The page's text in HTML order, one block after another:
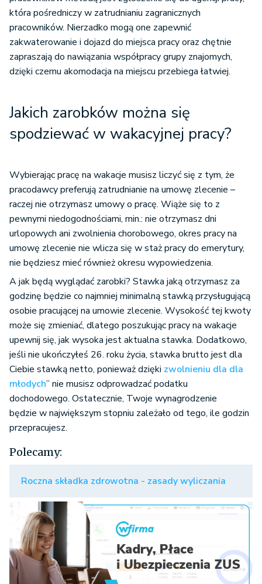
która pośredniczy w zatrudnianiu zagranicznych
pracowników. Nierzadko mogą one zapewnić
zakwaterowanie i dojazd do miejsca pracy oraz chętnie
zapraszają do nawiązania współpracy grupy znajomych,
dzięki czemu akomodacja na miejscu przebiega łatwiej.
Jakich zarobków można się
spodziewać w wakacyjnej pracy?
Wybierając pracę na wakacje musisz liczyć się z tym, że
pracodawcy preferują zatrudnianie na umowę zlecenie –
raczej nie otrzymasz umowy o pracę. Wiąże się to z
pewnymi niedogodnościami, min.: nie otrzymasz dni
urlopowych ani zwolnienia chorobowego, okres pracy na
umowę zlecenie nie wlicza się w staż pracy do emerytury,
nie będziesz mieć również okresu wypowiedzenia.
A jak będą wyglądać zarobki? Stawka jaką otrzymasz za
godzinę będzie co najmniej minimalną stawką przysługującą
osobie pracującej na umowie zlecenie. Wysokość tej kwoty
może się zmieniać, dlatego poszukując pracy na wakacje
upewnij się, jak wysoka jest aktualna stawka. Dodatkowo,
jeśli nie ukończyłeś 26. roku życia, stawka brutto jest dla
Ciebie stawką netto, ponieważ dzięki zwolnieniu dla dla
młodych” nie musisz odprowadzać podatku
dochodowego. Ostatecznie, Twoje wynagrodzenie
będzie w największym stopniu zależało od tego, ile godzin
przepracujesz.
Polecamy:
Roczna składka zdrowotna - zasady wyliczania